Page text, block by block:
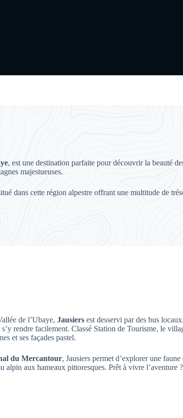
, est une destination parfaite pour découvrir la beauté
majestueuses.
dans cette région alpestre offrant une multitude de
de l’Ubaye,Jausiers est desservi par des bus
rendre facilement. Classé Station de Tourisme, le
et ses façades pastel.
du Mercantour, Jausiers permet d’explorer une
alpin aux hameaux pittoresques. Prêt à vivre l’aventure ?